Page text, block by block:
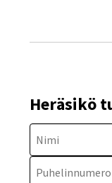
Heräsikö